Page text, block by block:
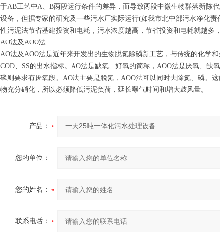
于AB工艺中A、B两段运行条件的差异，而导致两段中微生物群落新陈
设备，但据专家的研究及一些污水厂实际运行(如我市北中部污水净化
性污泥法节省基建投资和电耗，污水浓度越高，节省投资和电耗就越多
AO法及AOO法
AO法及AOO法是近年来开发出的生物脱氮除磷新工艺，与传统的化学
COD、SS的出水指标。AO法是缺氧、好氧的简称，AOO法是厌氧、缺
磷则要求有厌氧段。AO法主要是脱氮，AOO法可以同时去除氮、磷。
物充分硝化，所以必须降低污泥负荷，延长曝气时间和增大鼓风量。
产品：
您的单位：
您的姓名：
联系电话：